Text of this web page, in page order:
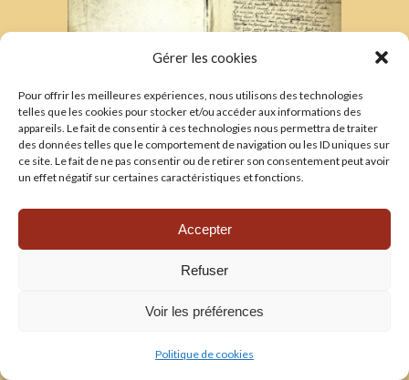
Gérer les cookies
Pour offrir les meilleures expériences, nous utilisons des technologies
telles que les cookies pour stocker et/ou accéder aux informations des
appareils. Le fait de consentir à ces technologies nous permettra de traiter
des données telles que le comportement de navigation ou les ID uniques sur
ce site. Le fait de ne pas consentir ou de retirer son consentement peut avoir
un effet négatif sur certaines caractéristiques et fonctions.
Accepter
Refuser
Voir les préférences
Politique de cookies
Le Cérémonial de 1698. Début du texte (AD
63, 3 G Sup 31).
Un usage réglé de la musique
Les pratiques musicales obéissent aux
mêmes règles rigoureuses. Les jours
ordinaires, seul le plain-chant est en usage ;
fêtes s’élève, les ornementations se font plus